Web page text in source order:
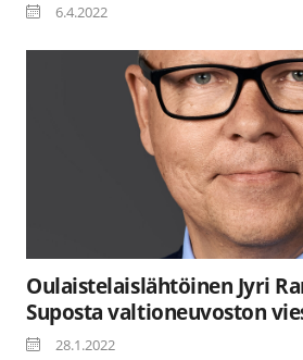
6.4.2022
Oulaistelaislähtöinen Jyri
Suposta valtioneuvoston
28.1.2022